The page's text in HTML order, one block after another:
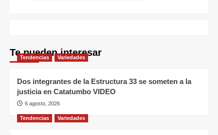
Te pueden interesar
Tendencias Variedades
Dos integrantes de la Estructura 33 se someten a la
justicia en Catatumbo VIDEO
6 agosto, 2026
Tendencias Variedades